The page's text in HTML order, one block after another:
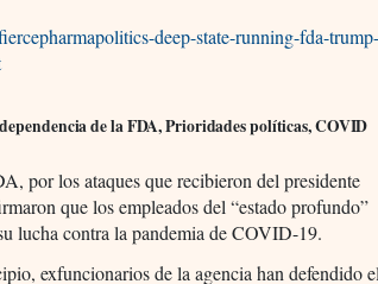
deep-state-running-fda-trump-
de la FDA, Prioridades políticas, COVID
por los ataques que recibieron del presidente
que los empleados del “estado profundo”
lucha contra la pandemia de COVID-19.
exfuncionarios de la agencia han defendido el